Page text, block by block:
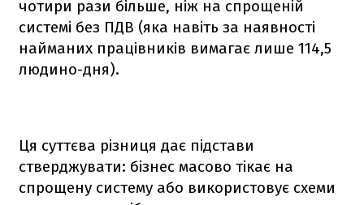
чотири рази більше, ніж на спрощеній
системі без ПДВ (яка навіть за наявності
найманих працівників вимагає лише 114,5
людино-дня).
Ця суттєва різниця дає підстави
стверджувати: бізнес масово тікає на
спрощену систему або використовує схеми